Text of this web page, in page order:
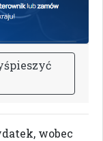
śpieszyć
wobec